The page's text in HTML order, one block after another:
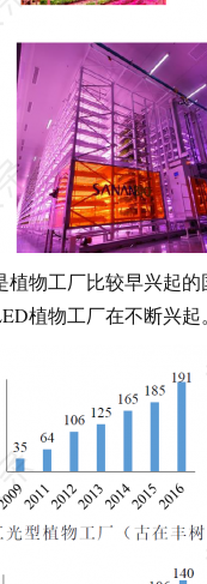
植物工厂比较早兴起
植物工厂在不断兴起。